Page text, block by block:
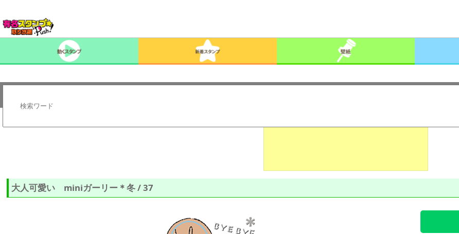
大人可愛い miniガーリー＊冬 / 37